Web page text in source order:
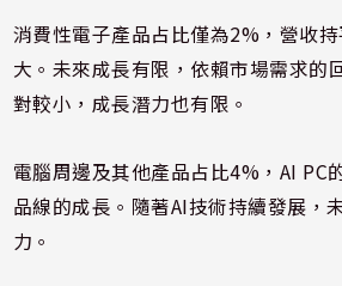
消費性電子產品占比僅為2%，營收
大。未來成長有限，依賴市場需求的
對較小，成長潛力也有限。
電腦周邊及其他產品占比4%，AI PC
品線的成長。隨著AI技術持續發展，
力。